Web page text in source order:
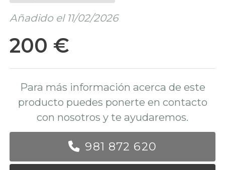
Añadido el 11/02/2026
200 €
Para más información acerca de este
producto puedes ponerte en contacto
con nosotros y te ayudaremos.
981 872 620